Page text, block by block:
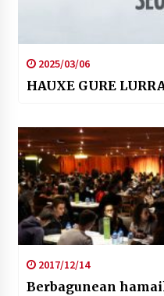
2025/03/06
HAUXE GURE
2017/12/14
Berbagunean